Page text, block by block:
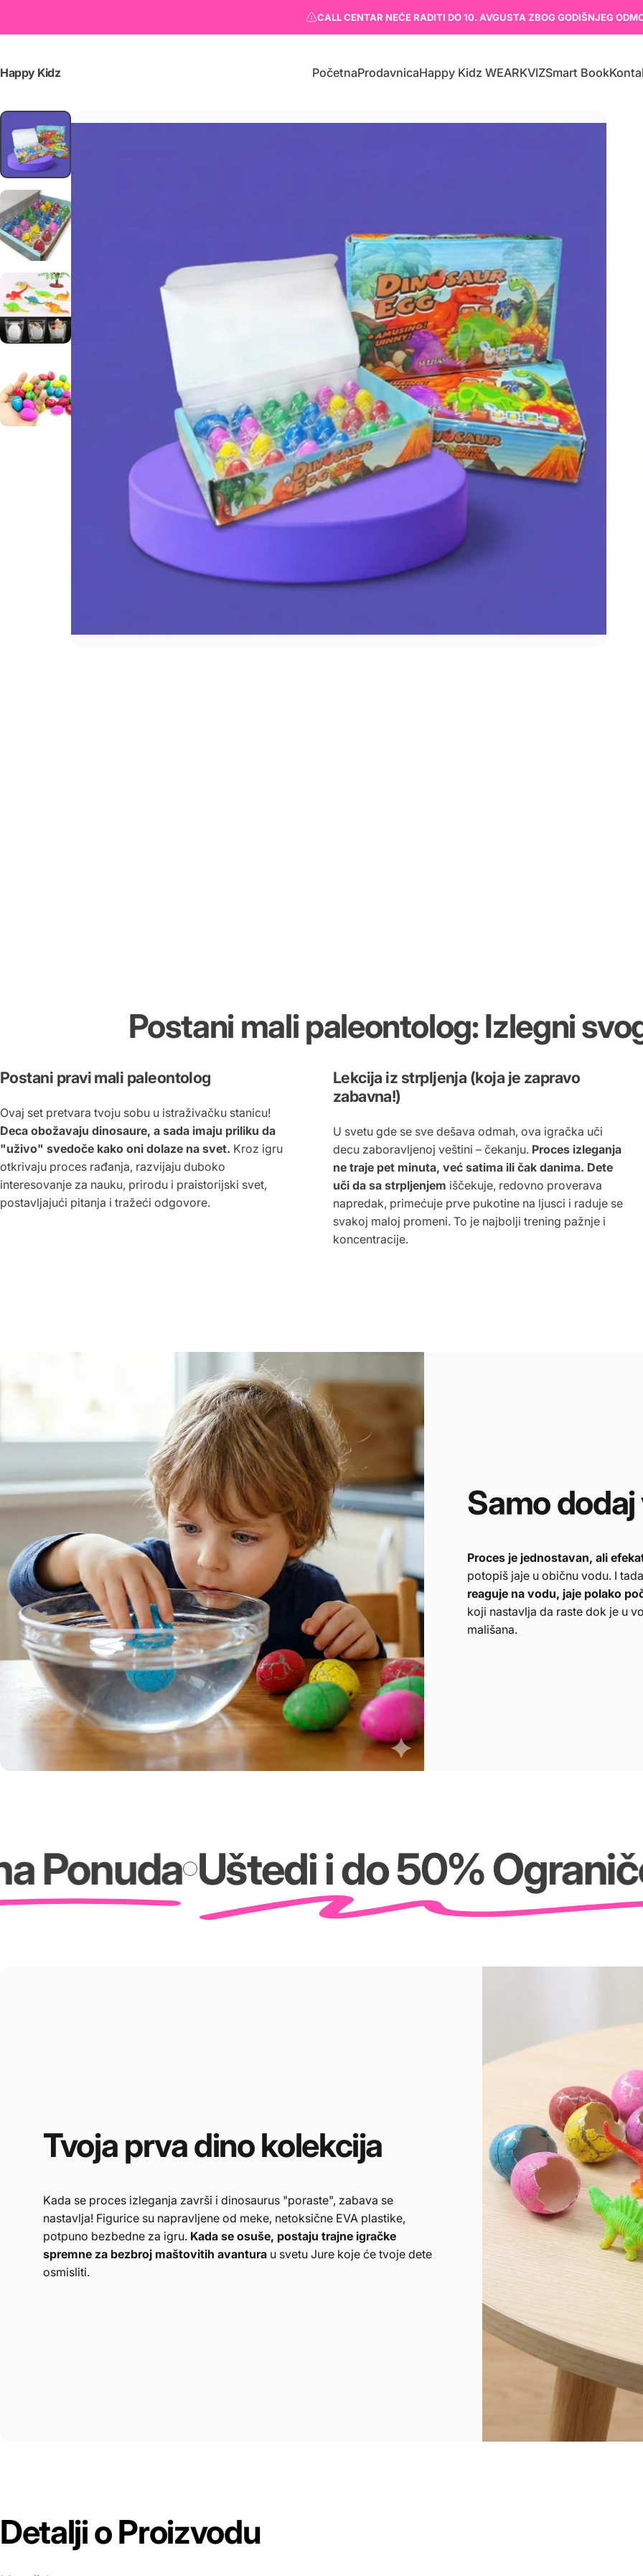
CALL CENTAR NEĆE RADITI DO 10. AVGUSTA ZBOG GODIŠNJEG
Happy Kidz PočetnaProdavnicaHappy Kidz WEARKVIZSmart Book
Postani malipaleontolog:Izlegni
Postani pravi mali paleontolog
Ovaj set pretvara tvoju sobu u istraživačku stanicu!
Deca obožavaju dinosaure, a sada imaju priliku da
"uživo" svedoče kako oni dolaze na svet. Kroz igru
otkrivaju proces rađanja, razvijaju duboko
interesovanje za nauku, prirodu i praistorijski svet,
postavljajući pitanja i tražeći odgovore.
Lekcija iz strpljenja (koja je zapravo
zabavna!)
U svetu gde se sve dešava odmah, ova igračka uči
decu zaboravljenoj veštini – čekanju. Proces izleganja
ne traje pet minuta, već satima ili čak danima. Dete
uči da sa strpljenjem iščekuje, redovno proverava
napredak, primećuje prve pukotine na ljusci i raduje se
svakoj maloj promeni. To je najbolji trening pažnje i
koncentracije.
Samododaj
Proces je jednostavan, ali
potopiš jaje u običnu vodu. I
reaguje na vodu, jaje polako
koji nastavlja da raste dok je u
mališana.
Uštedi i do 50% Ograničena
Tvoja prvadinokolekcija
Kada se proces izleganja završi i dinosaurus "poraste", zabava se
nastavlja! Figurice su napravljene od meke, netoksične EVA plastike,
potpuno bezbedne za igru. Kada se osuše, postaju trajne igračke
spremne za bezbroj maštovitih avantura u svetu Jure koje će tvoje dete
osmisliti.
DetaljioProizvodu